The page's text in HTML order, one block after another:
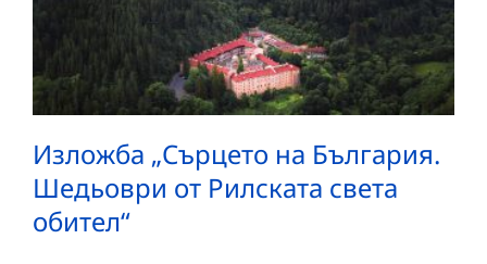
Изложба „Сърцето на България.
Шедьоври от Рилската света
обител“